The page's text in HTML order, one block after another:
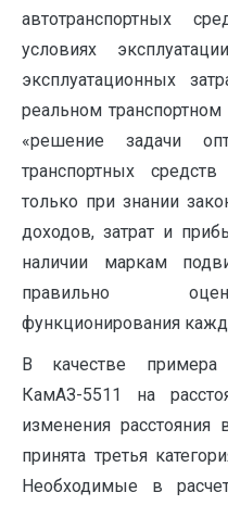
автотранспортных
условиях
эксплуатационных
реальном
«решение задачи
транспортных
только при знании
доходов, затрат и
наличии маркам
правильно
функционирования
В качестве примера
КамАЗ-5511 на
изменения
принята третья
Необходимые в